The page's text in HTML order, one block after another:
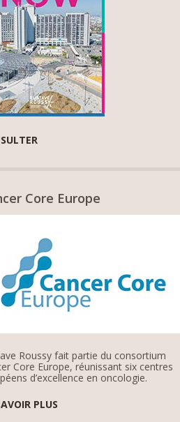
Core Europe
Roussy fait partie du consortium
Core Europe, réunissant six centres
d’excellence en oncologie.
PLUS